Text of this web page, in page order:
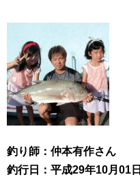
釣り師：仲本有作さん
釣行日：平成29年10月01日